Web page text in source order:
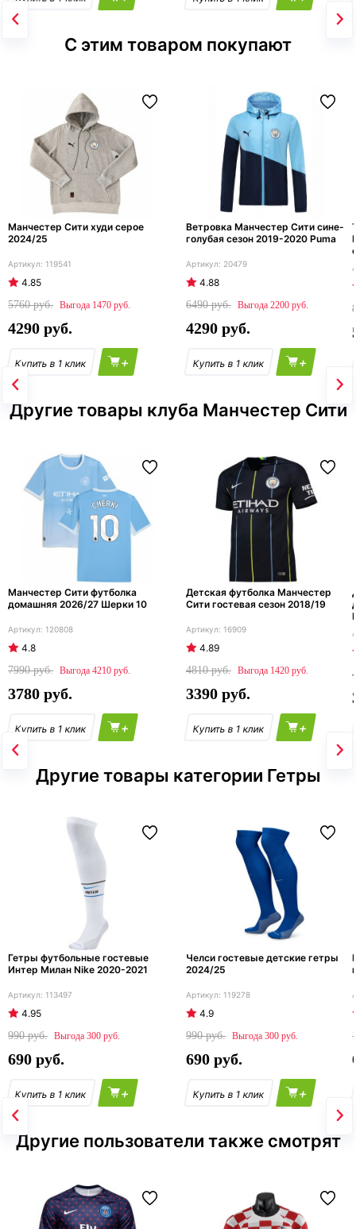
С этим товаром покупают
Манчестер Сити худи серое
2024/25
119541
4.85
5760
1470
4290
+
Ветровка Манчестер Сити сине-
голубая сезон 2019-2020 Puma
20479
4.88
6490
2200
4290
+
Другие товары клуба Манчестер Сити
Манчестер Сити футболка
домашняя 2026/27 Шерки 10
120808
4.8
7990
4210
3780
+
Детская футболка Манчестер
Сити гостевая сезон 2018/19
16909
4.89
4810
1420
3390
+
Другие товары категории Гетры
Гетры футбольные гостевые
Интер Милан Nike 2020-2021
113497
4.95
990
300
690
+
Челси гостевые детские гетры
2024/25
119278
4.9
990
300
690
+
Другие пользователи также смотрят